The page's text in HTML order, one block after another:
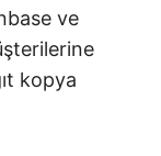
ve
kopya